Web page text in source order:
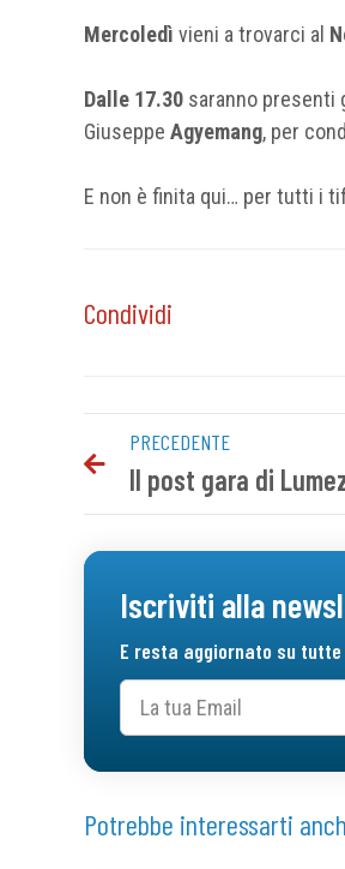
Mercoledì vieni a trovarci al
Dalle 17.30 saranno presenti
Giuseppe Agyemang, per
E non è finita qui… per tutti i
Condividi
PRECEDENTE
Il post gara di
Iscriviti alla
E resta aggiornato su
Potrebbe interessarti